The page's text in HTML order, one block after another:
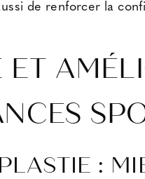
de renforcer la
ET
: